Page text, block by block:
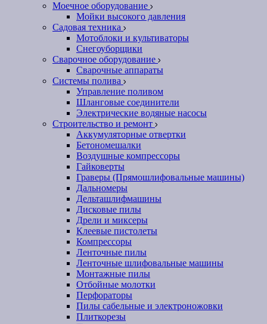
Моечное оборудование
Мойки высокого давления
Садовая техника
Мотоблоки и культиваторы
Снегоуборщики
Сварочное оборудование
Сварочные аппараты
Системы полива
Управление поливом
Шланговые соединители
Электрические водяные насосы
Строительство и ремонт
Аккумуляторные отвертки
Бетономешалки
Воздушные компрессоры
Гайковерты
Граверы (Прямошлифовальные машины)
Дальномеры
Дельташлифмашины
Дисковые пилы
Дрели и миксеры
Клеевые пистолеты
Компрессоры
Ленточные пилы
Ленточные шлифовальные машины
Монтажные пилы
Отбойные молотки
Перфораторы
Пилы сабельные и электроножовки
Плиткорезы